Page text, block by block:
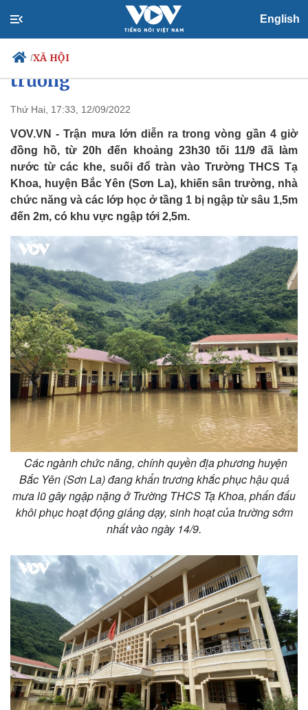
English
/XÃ HỘI
Chính trị
Đảng
Tổ chức nhân sự
Quốc hội
Nhận diện sự thật
Xã hội
Tin 24h
Dự báo thời tiết
Giáo dục
Dấu ấn VOV
Việc làm
Biển đảo
Thế giới
Quan sát
Cuộc sống đó đây
Hồ sơ
Multimedia
Video
Ảnh
E-Magazine
Infographic
Sơn La khắc phục hậu quả mưa
lũ để hơn 200 học sinh trở lại
trường
Thứ Hai, 17:33, 12/09/2022
VOV.VN - Trận mưa lớn diễn ra trong vòng gần 4 giờ
đồng hồ, từ 20h đến khoảng 23h30 tối 11/9 đã làm
nước từ các khe, suối đổ tràn vào Trường THCS Tạ
Khoa, huyện Bắc Yên (Sơn La), khiến sân trường, nhà
chức năng và các lớp học ở tầng 1 bị ngập từ sâu 1,5m
đến 2m, có khu vực ngập tới 2,5m.
Các ngành chức năng, chính quyền địa phương huyện
Bắc Yên (Sơn La) đang khẩn trương khắc phục hậu quả
mưa lũ gây ngập nặng ở Trường THCS Tạ Khoa, phấn đấu
khôi phục hoạt động giảng dạy, sinh hoạt của trường sớm
nhất vào ngày 14/9.